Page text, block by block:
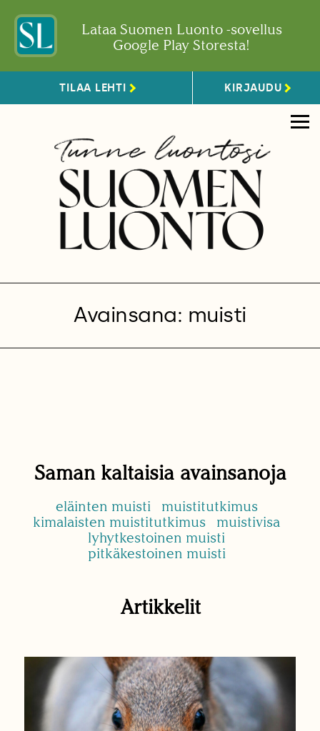
Lataa Suomen Luonto -sovellus
Google Play Storesta!
TILAA LEHTI KIRJAUDU
Avainsana: muisti
Saman kaltaisia avainsanoja
eläinten muisti
muistitutkimus
kimalaisten muistitutkimus
muistivisa
lyhytkestoinen muisti
pitkäkestoinen muisti
Artikkelit